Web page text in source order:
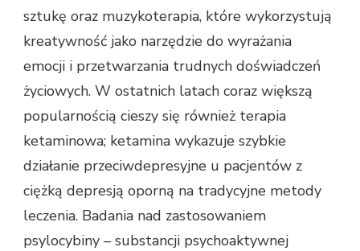
sztukę oraz muzykoterapia, które wykorzystują
kreatywność jako narzędzie do wyrażania
emocji i przetwarzania trudnych doświadczeń
życiowych. W ostatnich latach coraz większą
popularnością cieszy się również terapia
ketaminowa; ketamina wykazuje szybkie
działanie przeciwdepresyjne u pacjentów z
ciężką depresją oporną na tradycyjne metody
leczenia. Badania nad zastosowaniem
psylocybiny – substancji psychoaktywnej